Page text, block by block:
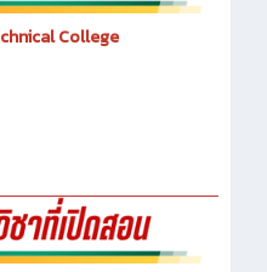
College